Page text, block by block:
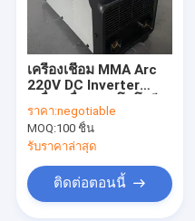
เครื่องเชื่อม MMA Arc
220V DC Inverter
IGBT
ราคา:negotiable
MOQ:100 ชิ้น
รับราคาล่าสุด
ติดต่อตอนนี้